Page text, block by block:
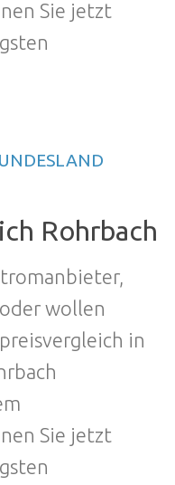
Sie jetzt
Rohrbach
wollen
in
Sie jetzt